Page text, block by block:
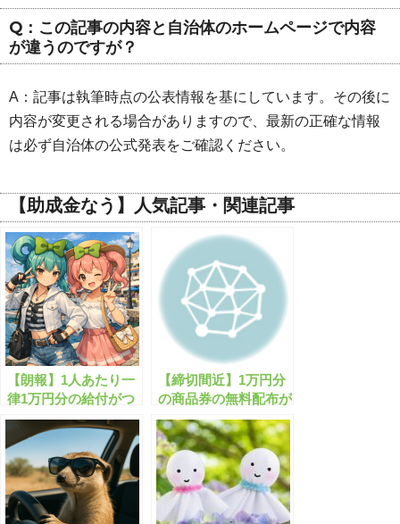
Q：この記事の内容と自治体のホームページで内容
が違うのですが？
A：記事は執筆時点の公表情報を基にしています。その後に
内容が変更される場合がありますので、最新の正確な情報
は必ず自治体の公式発表をご確認ください。
【助成金なう】人気記事・関連記事
【朗報】1人あたり一
律1万円分の給付がつ
いに開始！
【締切間近】1万円分
の商品券の無料配布が
実施中！忘れずに申し
込もう！